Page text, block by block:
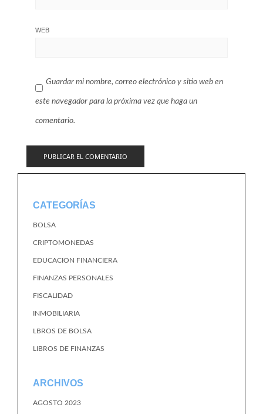
WEB
Guardar mi nombre, correo electrónico y sitio web en
este navegador para la próxima vez que haga un
comentario.
CATEGORÍAS
BOLSA
CRIPTOMONEDAS
EDUCACION FINANCIERA
FINANZAS PERSONALES
FISCALIDAD
INMOBILIARIA
LBROS DE BOLSA
LIBROS DE FINANZAS
ARCHIVOS
AGOSTO 2023